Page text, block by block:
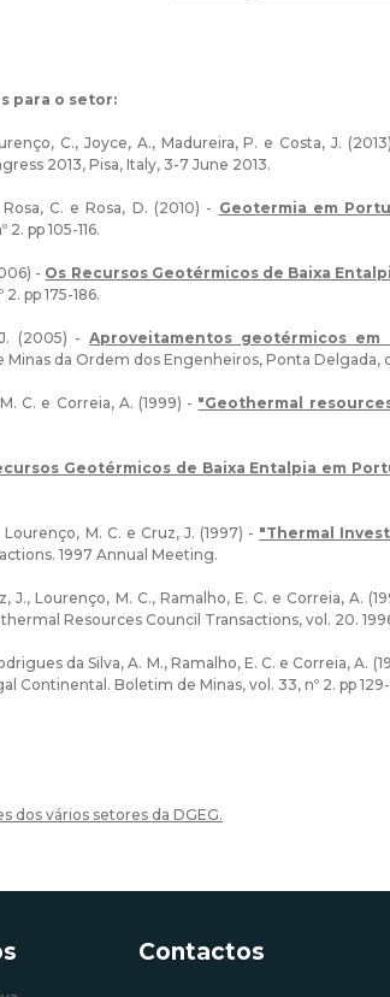
para o setor:
C., Joyce, A., Madureira, P. e Costa, J.
2013, Pisa, Italy, 3-7 June 2013.
C. e Rosa, D. (2010) - Geotermia em
pp 105-116.
- Os Recursos Geotérmicos de Baixa
pp 175-186.
J. (2005) -Aproveitamentos geotérmicos em
da Ordem dos Engenheiros, Ponta Delgada,
C. e Correia, A. (1999) - "Geothermal
Geotérmicos de Baixa Entalpia em
M. C. e Cruz, J. (1997) - "Thermal
1997 Annual Meeting.
J., Lourenço, M. C., Ramalho, E. C. e Correia, A.
Resources Council Transactions, vol. 20.
da Silva, A. M., Ramalho, E. C. e Correia,
Continental. Boletim de Minas, vol. 33, nº 2. pp 129-
dos vários setores da DGEG.
Contactos